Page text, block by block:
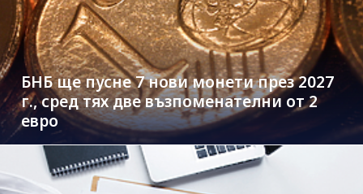
БНБ ще пусне 7 нови монети през 2027
г., сред тях две възпоменателни от 2
евро